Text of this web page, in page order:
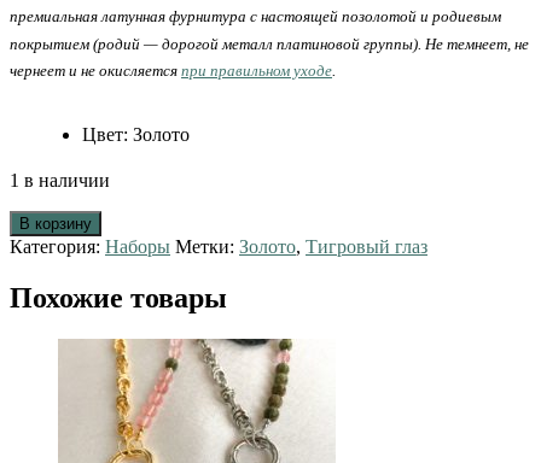
премиальная латунная фурнитура с настоящей позолотой и родиевым
покрытием (родий — дорогой металл платиновой группы). Не темнеет, не
чернеет и не окисляется при правильном уходе
Цвет: Золото
1 в наличии
В корзину
Категория: Наборы Метки: Золото, Тигровый глаз
Похожие товары